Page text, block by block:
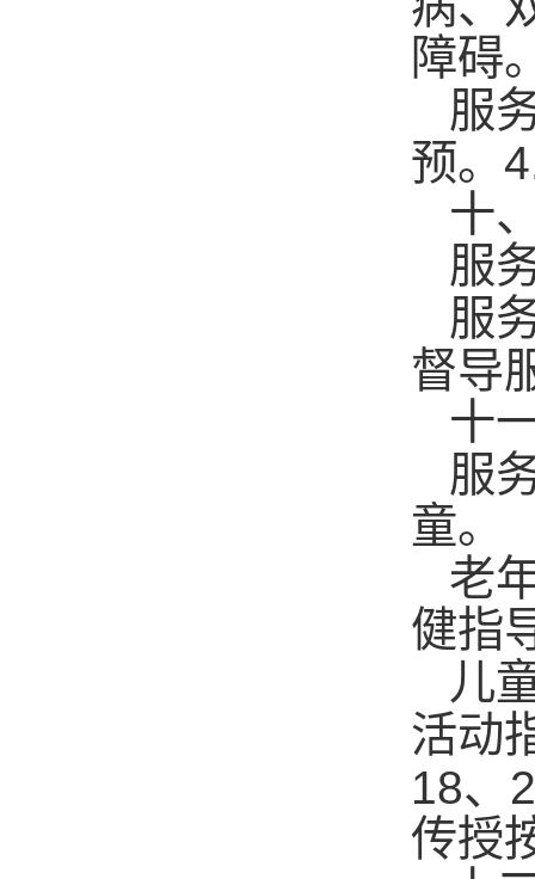
障
服
预。
十
服
服
督导
十
服
童
老
健
儿
活动
18、
传授